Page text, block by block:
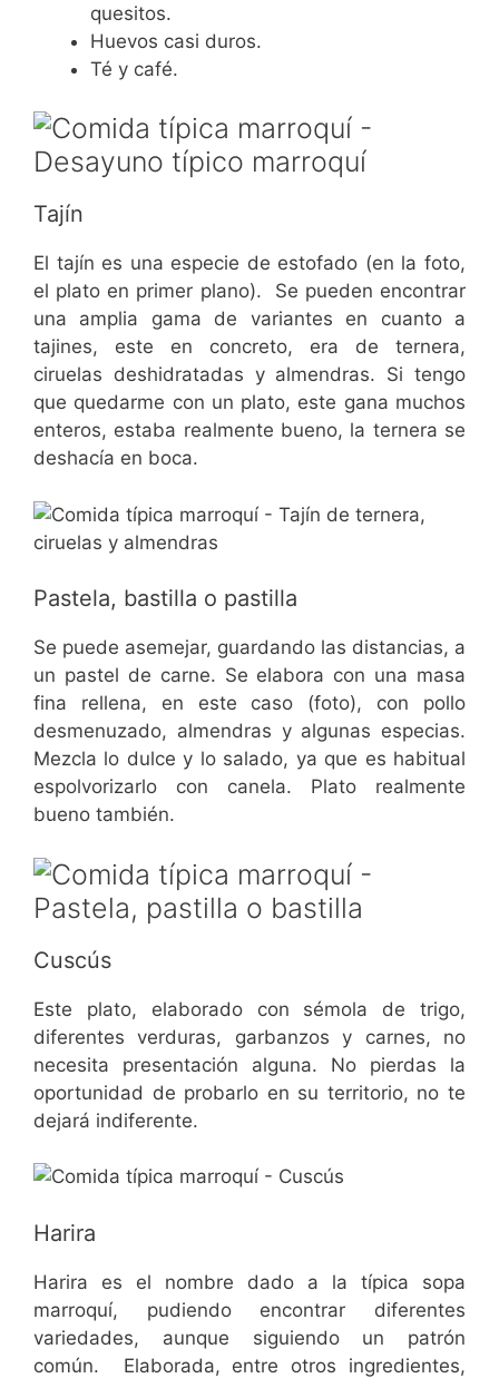
quesitos.
Huevos casi duros.
Té y café.
Tajín
El tajín es una especie de estofado (en la foto,
el plato en primer plano). Se pueden encontrar
una amplia gama de variantes en cuanto a
tajines, este en concreto, era de ternera,
ciruelas deshidratadas y almendras. Si tengo
que quedarme con un plato, este gana muchos
enteros, estaba realmente bueno, la ternera se
deshacía en boca.
Pastela, bastilla o pastilla
Se puede asemejar, guardando las distancias, a
un pastel de carne. Se elabora con una masa
fina rellena, en este caso (foto), con pollo
desmenuzado, almendras y algunas especias.
Mezcla lo dulce y lo salado, ya que es habitual
espolvorizarlo con canela. Plato realmente
bueno también.
Cuscús
Este plato, elaborado con sémola de trigo,
diferentes verduras, garbanzos y carnes, no
necesita presentación alguna. No pierdas la
oportunidad de probarlo en su territorio, no te
dejará indiferente.
Harira
Harira es el nombre dado a la típica sopa
marroquí, pudiendo encontrar diferentes
variedades, aunque siguiendo un patrón
común. Elaborada, entre otros ingredientes,